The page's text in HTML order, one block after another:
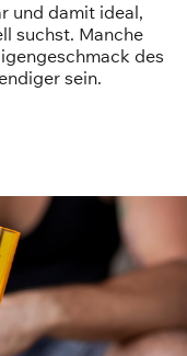
und damit ideal,
suchst. Manche
des
sein.